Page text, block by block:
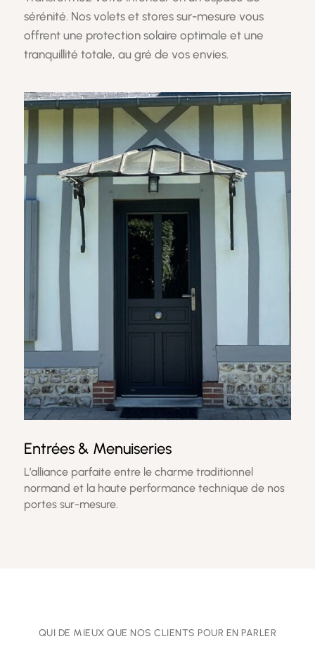
sérénité. Nos volets et stores sur-mesure vous
offrent une protection solaire optimale et une
tranquillité totale, au gré de vos envies.
Entrées & Menuiseries
L’alliance parfaite entre le charme traditionnel
normand et la haute performance technique de nos
portes sur-mesure.
QUI DE MIEUX QUE NOS CLIENTS POUR EN PARLER